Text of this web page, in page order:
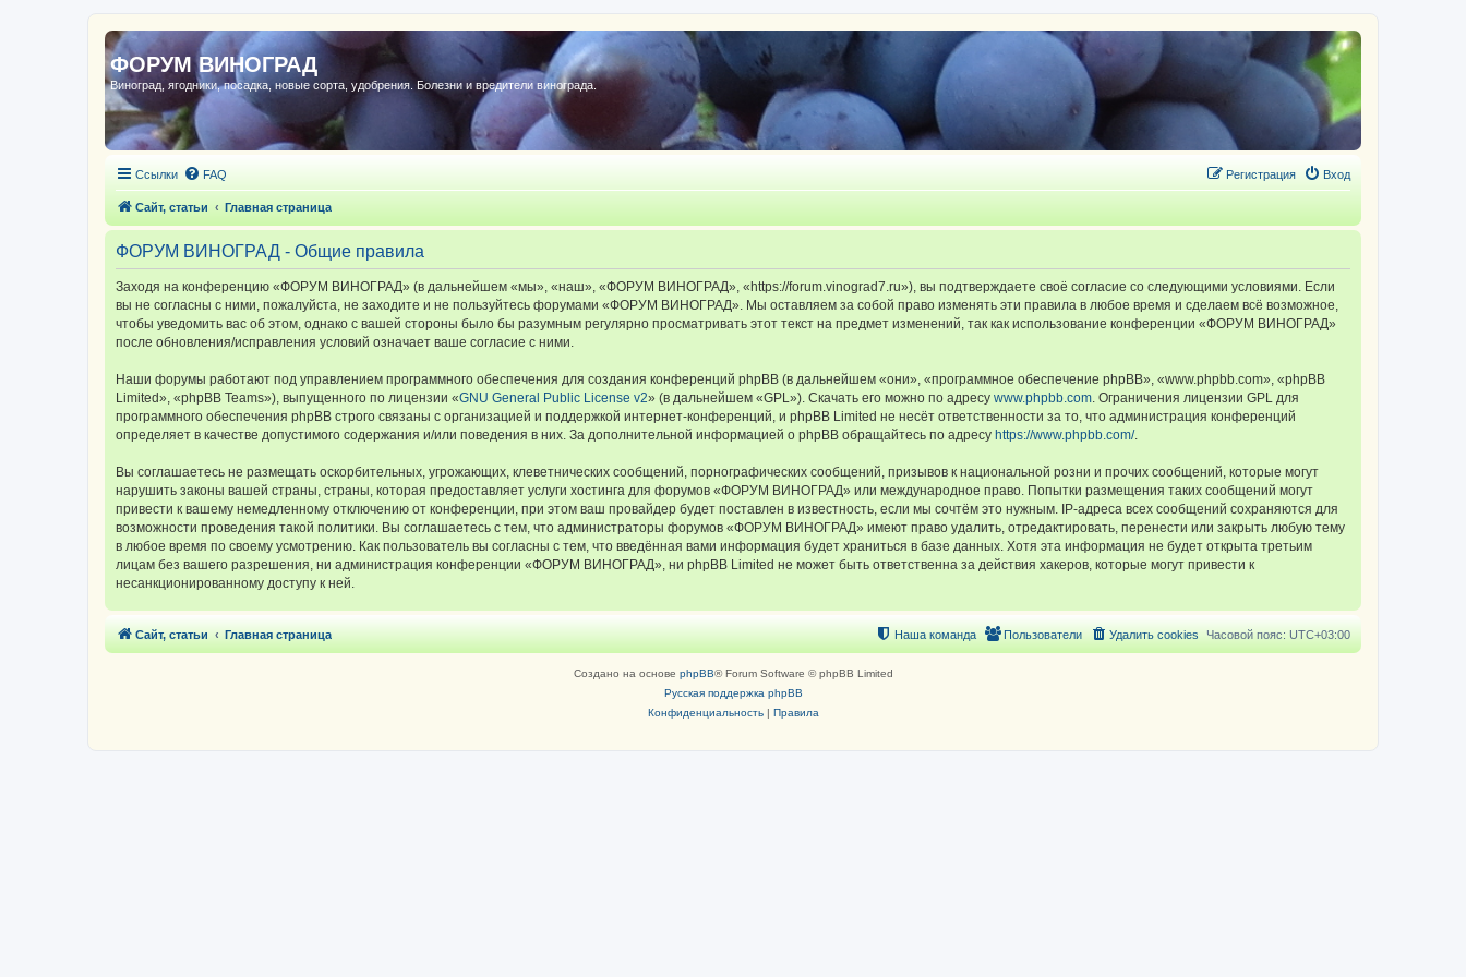
ФОРУМ ВИНОГРАД
Виноград, ягодники, посадка, новые сорта, удобрения. Болезни и вредители винограда.
Ссылки FAQ Вход
Регистрация
Сайт, статьи Главная страница
ФОРУМ ВИНОГРАД - Общие правила
Заходя на конференцию «ФОРУМ ВИНОГРАД» (в дальнейшем «мы», «наш», «ФОРУМ ВИНОГРАД», «https://forum.vinograd7.ru»), вы подтверждаете своё согласие со следующими условиями. Если
вы не согласны с ними, пожалуйста, не заходите и не пользуйтесь форумами «ФОРУМ ВИНОГРАД». Мы оставляем за собой право изменять эти правила в любое время и сделаем всё возможное,
чтобы уведомить вас об этом, однако с вашей стороны было бы разумным регулярно просматривать этот текст на предмет изменений, так как использование конференции «ФОРУМ ВИНОГРАД»
после обновления/исправления условий означает ваше согласие с ними.
Наши форумы работают под управлением программного обеспечения для создания конференций phpBB (в дальнейшем «они», «программное обеспечение phpBB», «www.phpbb.com», «phpBB
Limited», «phpBB Teams»), выпущенного по лицензии «GNU General Public License v2» (в дальнейшем «GPL»). Скачать его можно по адресу www.phpbb.com. Ограничения лицензии GPL для
программного обеспечения phpBB строго связаны с организацией и поддержкой интернет-конференций, и phpBB Limited не несёт ответственности за то, что администрация конференций
определяет в качестве допустимого содержания и/или поведения в них. За дополнительной информацией о phpBB обращайтесь по адресу https://www.phpbb.com/.
Вы соглашаетесь не размещать оскорбительных, угрожающих, клеветнических сообщений, порнографических сообщений, призывов к национальной розни и прочих сообщений, которые могут
нарушить законы вашей страны, страны, которая предоставляет услуги хостинга для форумов «ФОРУМ ВИНОГРАД» или международное право. Попытки размещения таких сообщений могут
привести к вашему немедленному отключению от конференции, при этом ваш провайдер будет поставлен в известность, если мы сочтём это нужным. IP-адреса всех сообщений сохраняются для
возможности проведения такой политики. Вы соглашаетесь с тем, что администраторы форумов «ФОРУМ ВИНОГРАД» имеют право удалить, отредактировать, перенести или закрыть любую тему
в любое время по своему усмотрению. Как пользователь вы согласны с тем, что введённая вами информация будет храниться в базе данных. Хотя эта информация не будет открыта третьим
лицам без вашего разрешения, ни администрация конференции «ФОРУМ ВИНОГРАД», ни phpBB Limited не может быть ответственна за действия хакеров, которые могут привести к
несанкционированному доступу к ней.
Сайт, статьи Главная страница Часовой пояс: UTC+03:00
Удалить cookies
Пользователи
Наша команда
Создано на основе phpBB® Forum Software © phpBB Limited
Русская поддержка phpBB
Конфиденциальность| Правила